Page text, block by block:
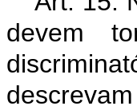
devem